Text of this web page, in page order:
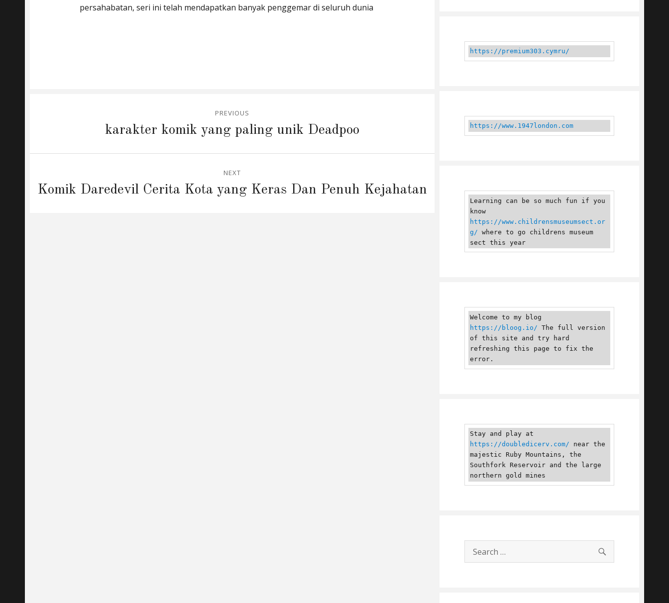
persahabatan, seri ini telah mendapatkan banyak penggemar di seluruh dunia
PREVIOUS
karakter komik yang paling unik Deadpoo
NEXT
Next
Komik Daredevil Cerita Kota yang Keras Dan Penuh Kejahatan
https://premium303.cymru/
https://www.1947london.com
Learning can be so much fun if you
know
https://www.childrensmuseumsect.or
g/ where to go childrens museum
sect this year
https://bloog.io/ The full version
of this site and try hard
refreshing this page to fix the
error.
https://doubledicerv.com/ near the
majestic Ruby Mountains, the
Southfork Reservoir and the large
northern gold mines
Search
for:
SEARCH